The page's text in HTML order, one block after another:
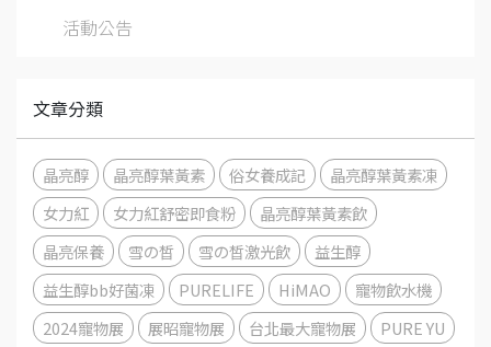
活動公告
文章分類
晶亮醇 晶亮醇葉黃素 俗女養成記
晶亮醇葉黃素凍
女力紅
女力紅舒密即食粉
晶亮醇葉黃素飲
晶亮保養
雪の皙 雪の皙激光飲
益生醇
益生醇bb好菌凍
PURELIFE HiMAO
寵物飲水機
2024寵物展
展昭寵物展 台北最大寵物展
PURE YU